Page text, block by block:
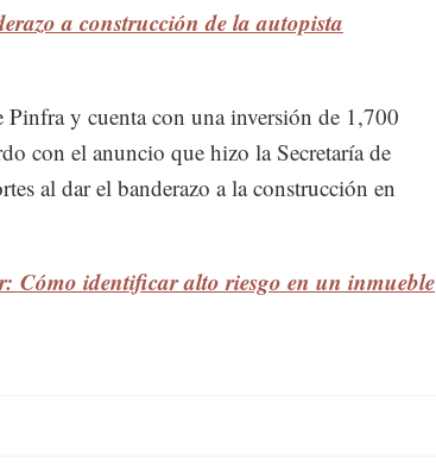
a construcción de la autopista
Pinfra y cuenta con una inversión de 1,700
con el anuncio que hizo la Secretaría de
al dar el banderazo a la construcción en
Cómo identificar alto riesgo en un inmueble